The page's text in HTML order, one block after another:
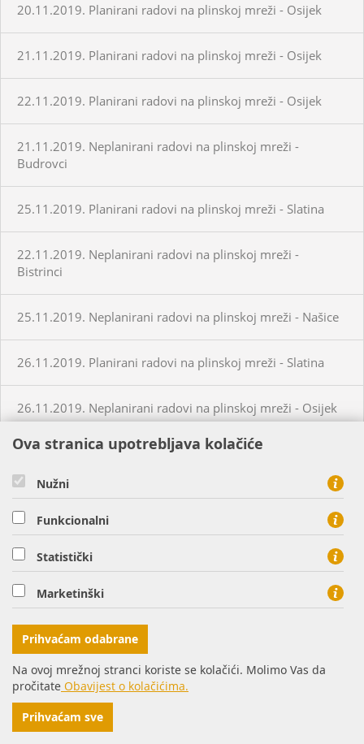
20.11.2019. Planirani radovi na plinskoj mreži - Osijek
21.11.2019. Planirani radovi na plinskoj mreži - Osijek
22.11.2019. Planirani radovi na plinskoj mreži - Osijek
21.11.2019. Neplanirani radovi na plinskoj mreži -
Budrovci
25.11.2019. Planirani radovi na plinskoj mreži - Slatina
22.11.2019. Neplanirani radovi na plinskoj mreži -
Bistrinci
25.11.2019. Neplanirani radovi na plinskoj mreži - Našice
26.11.2019. Planirani radovi na plinskoj mreži - Slatina
26.11.2019. Neplanirani radovi na plinskoj mreži - Osijek
28.11.2019. Neplanirani radovi na plinskoj mreži -
29.11.2019. Neplanirani radovi na plinskoj mreži -
Petrijevci
07.12.2019. Neplanirani radovi na plinskoj mreži -
Bistrinci
09.12.2019. Neplanirani radovi na plinskoj mreži -
Bistrinci
Ova stranica upotrebljava kolačiće
Nužni
Funkcionalni
Statistički
Marketinški
Prihvaćam odabrane
Na ovoj mrežnoj stranci koriste se kolačići. Molimo Vas da
pročitate Obavijest o kolačićima.
Prihvaćam sve